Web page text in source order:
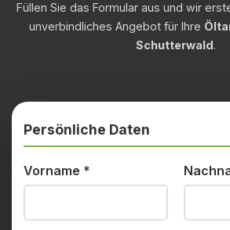
Füllen Sie das Formular aus und wir
unverbindliches Angebot für Ihre
Schutterwald.
Persönliche Daten
Vorname *